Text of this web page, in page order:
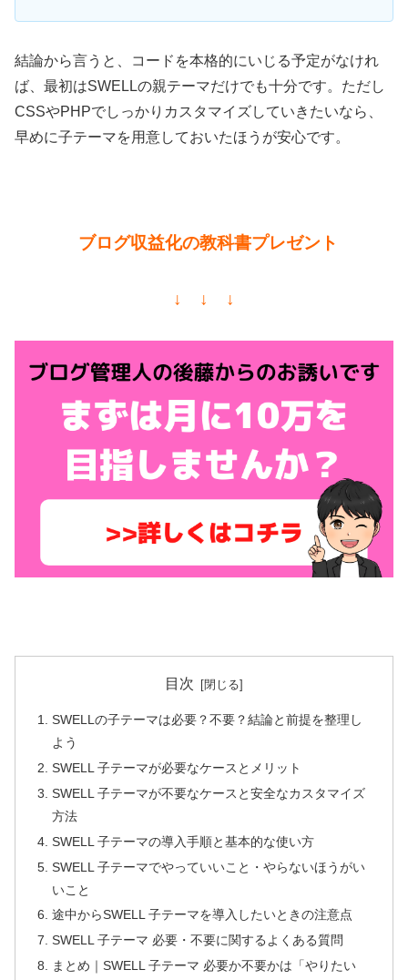
結論から言うと、コードを本格的にいじる予定がなけれ
ば、最初はSWELLの親テーマだけでも十分です。ただし
CSSやPHPでしっかりカスタマイズしていきたいなら、
早めに子テーマを用意しておいたほうが安心です。
ブログ収益化の教科書プレゼント
↓ ↓ ↓
目次
SWELLの子テーマは必要？不要？結論と前提を整理し
よう
SWELL 子テーマが必要なケースとメリット
SWELL 子テーマが不要なケースと安全なカスタマイズ
方法
SWELL 子テーマの導入手順と基本的な使い方
SWELL 子テーマでやっていいこと・やらないほうがい
いこと
途中からSWELL 子テーマを導入したいときの注意点
SWELL 子テーマ 必要・不要に関するよくある質問
まとめ｜SWELL 子テーマ 必要か不要かは「やりたい